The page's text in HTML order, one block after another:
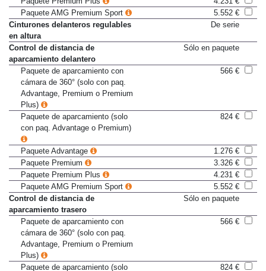
Paquete Premium Plus
4.231 €
Paquete AMG Premium Sport
5.552 €
Cinturones delanteros regulables
en altura
Control de distancia de
aparcamiento delantero
Paquete de aparcamiento con
cámara de 360° (solo con paq.
Advantage, Premium o Premium
Plus)
Paquete de aparcamiento (solo
con paq. Advantage o Premium)
Paquete Advantage
1.276 €
Paquete Premium
3.326 €
Paquete Premium Plus
4.231 €
Paquete AMG Premium Sport
5.552 €
Control de distancia de
aparcamiento trasero
Paquete de aparcamiento con
cámara de 360° (solo con paq.
Advantage, Premium o Premium
Plus)